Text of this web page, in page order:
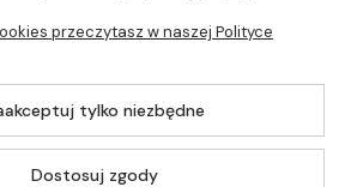
Zastrzeżone | 499.pl - najlepszy sklep z
przeczytasz w naszej Polityce
tylko niezbędne
Dostosuj zgody